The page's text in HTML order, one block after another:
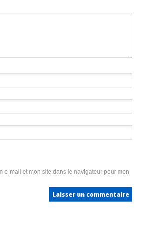
e-mail et mon site dans le navigateur pour mon